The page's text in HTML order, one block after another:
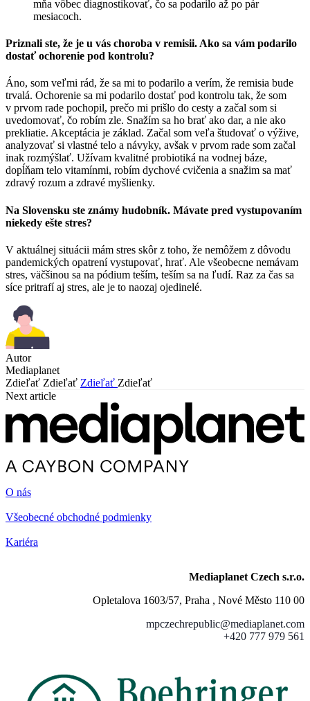
mňa vôbec diagnostikovať, čo sa podarilo až po pár
mesiacoch.
Priznali ste, že je u vás choroba v remisii. Ako sa vám podarilo
dostať ochorenie pod kontrolu?
Áno, som veľmi rád, že sa mi to podarilo a verím, že remisia bude
trvalá. Ochorenie sa mi podarilo dostať pod kontrolu tak, že som
v prvom rade pochopil, prečo mi prišlo do cesty a začal som si
uvedomovať, čo robím zle. Snažím sa ho brať ako dar, a nie ako
prekliatie. Akceptácia je základ. Začal som veľa študovať o výžive,
analyzovať si vlastné telo a návyky, avšak v prvom rade som začal
inak rozmýšlať. Užívam kvalitné probiotiká na vodnej báze,
dopĺňam telo vitamínmi, robím dychové cvičenia a snažim sa mať
zdravý rozum a zdravé myšlienky.
Na Slovensku ste známy hudobník. Mávate pred vystupovaním
niekedy ešte stres?
V aktuálnej situácii mám stres skôr z toho, že nemôžem z dôvodu
pandemických opatrení vystupovať, hrať. Ale všeobecne nemávam
stres, väčšinou sa na pódium teším, teším sa na ľudí. Raz za čas sa
síce pritrafí aj stres, ale je to naozaj ojedinelé.
Autor
Mediaplanet
Zdieľať Zdieľať Zdieľať Zdieľať
Next article
O nás
Všeobecné obchodné podmienky
Kariéra
Mediaplanet Czech s.r.o.
Opletalova 1603/57, Praha , Nové Město 110 00
mpczechrepublic@mediaplanet.com
+420 777 979 561